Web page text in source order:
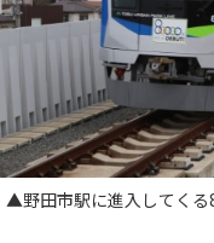
▲野田市駅に進入してくる